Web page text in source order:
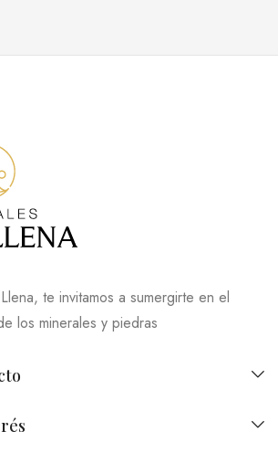
te invitamos a sumergirte en el
los minerales y piedras